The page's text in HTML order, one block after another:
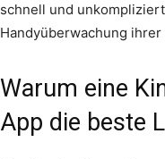
schnell und
Handyüberwachung
Warum eine
App die beste